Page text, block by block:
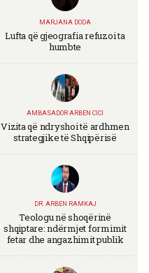
MARJANA DODA
Lufta që gjeografia refuzoi ta
humbte
AMBASADOR ARBEN CICI
Vizita që ndryshoi të ardhmen
strategjike të Shqipërisë
DR. ARBEN RAMKAJ
Teologu në shoqërinë
shqiptare: ndërmjet formimit
fetar dhe angazhimit publik